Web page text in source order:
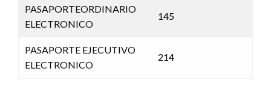
PASAPORTEORDINARIO
ELECTRONICO
145
PASAPORTE EJECUTIVO
ELECTRONICO
214